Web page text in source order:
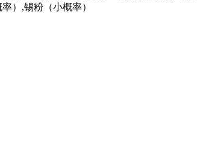
）,锡粉（小概率）